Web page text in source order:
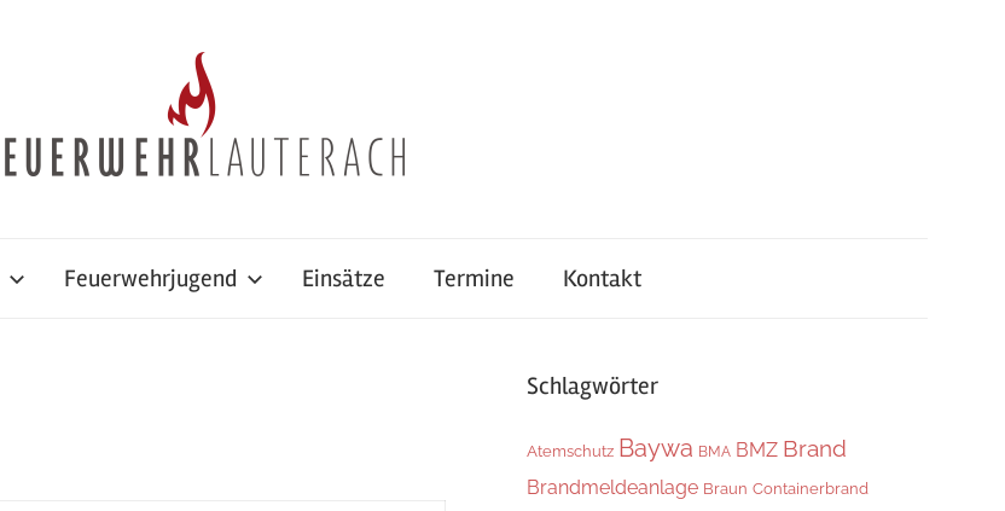
Feuerwehrjugend Einsätze Termine Kontakt
Schlagwörter
Atemschutz Baywa BMA BMZ Brand
Brandmeldeanlage Braun Containerbrand